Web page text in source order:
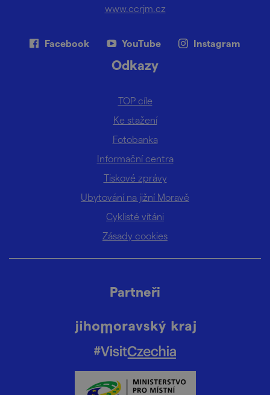
www.ccrjm.cz
Facebook YouTube Instagram
Odkazy
TOP cíle
Ke stažení
Fotobanka
Informační centra
Tiskové zprávy
Ubytování na jižní Moravě
Cyklisté vítáni
Zásady cookies
Partneři